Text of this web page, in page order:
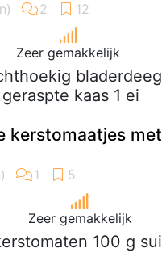
Zeer gemakkelijk
kaas 1 ei
kerstomaatjes
Zeer gemakkelijk
100 g